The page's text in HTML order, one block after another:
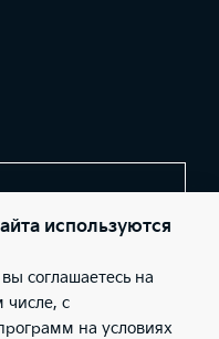
АВТО» (Фактический
55/1; Телефон: +7 (812)
ООО «Киа
Валовая 26;
используются
соглашаетесь на
числе, с
на условиях